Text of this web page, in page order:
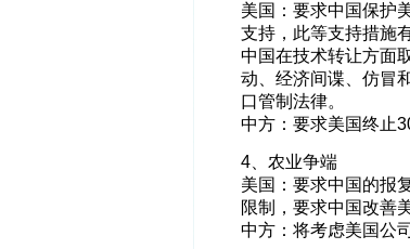
美国：要求中国保护
支持，此等支持措施
中国在技术转让方面
动、经济间谍、仿冒
口管制法律。
中方：要求美国终止
4、农业争端
美国：要求中国的报
限制，要求中国改善
中方：将考虑美国公